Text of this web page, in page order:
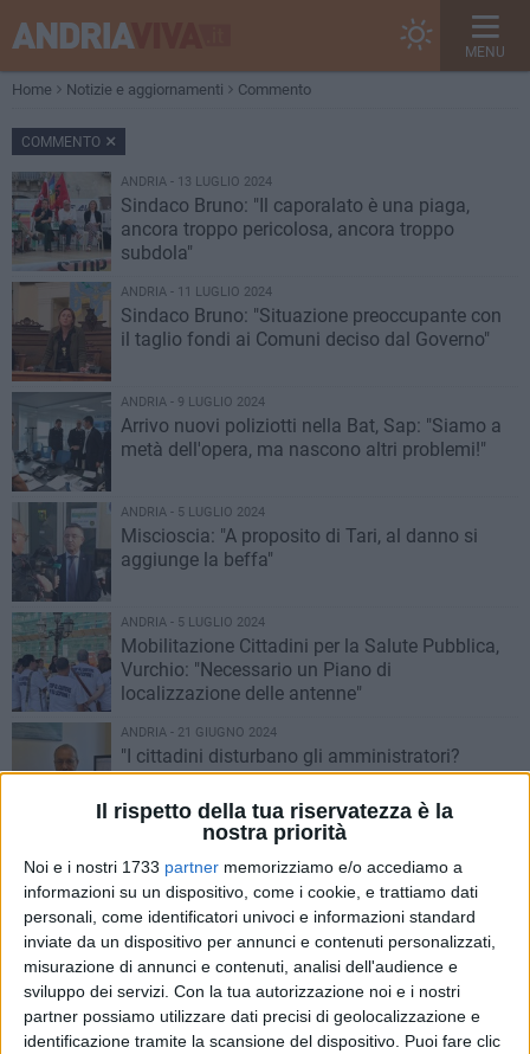
Il rispetto della tua riservatezza è la
nostra priorità
Noi e i nostri 1733 partner memorizziamo e/o accediamo a
informazioni su un dispositivo, come i cookie, e trattiamo dati
personali, come identificatori univoci e informazioni standard
inviate da un dispositivo per annunci e contenuti personalizzati,
misurazione di annunci e contenuti, analisi dell'audience e
sviluppo dei servizi. Con la tua autorizzazione noi e i nostri
partner possiamo utilizzare dati precisi di geolocalizzazione e
identificazione tramite la scansione del dispositivo. Puoi fare clic
MENU
Home Notizie e aggiornamenti Commento
COMMENTO
ANDRIA - 13 LUGLIO 2024
Sindaco Bruno: "Il caporalato è una piaga,
ancora troppo pericolosa, ancora troppo
subdola"
ANDRIA - 11 LUGLIO 2024
Sindaco Bruno: "Situazione preoccupante con
il taglio fondi ai Comuni deciso dal Governo"
ANDRIA - 9 LUGLIO 2024
Arrivo nuovi poliziotti nella Bat, Sap: "Siamo a
metà dell'opera, ma nascono altri problemi!"
ANDRIA - 5 LUGLIO 2024
Miscioscia: "A proposito di Tari, al danno si
aggiunge la beffa"
ANDRIA - 5 LUGLIO 2024
Mobilitazione Cittadini per la Salute Pubblica,
Vurchio: "Necessario un Piano di
localizzazione delle antenne"
ANDRIA - 21 GIUGNO 2024
"I cittadini disturbano gli amministratori?
Riempiamo il campo di umiltà e buon senso"
ANDRIA - 19 GIUGNO 2024
Don Ettore Lestingi: “Per fare l’albero ci vuole il
seme...”
ANDRIA - 18 GIUGNO 2024
Contrada Lamapaola ad Andria, pericolo
latente nell’incrocio di vari vie